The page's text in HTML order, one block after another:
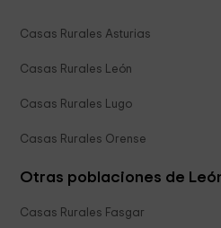
Casas Rurales Asturias
Casas Rurales León
Casas Rurales Lugo
Casas Rurales Orense
Otras poblaciones de
Casas Rurales Fasgar